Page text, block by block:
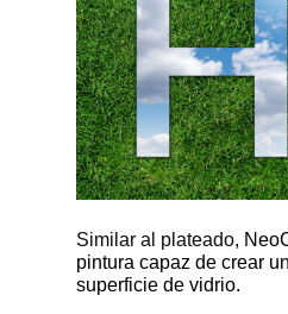
Similar al plateado,
pintura capaz de crear
superficie de vidrio.